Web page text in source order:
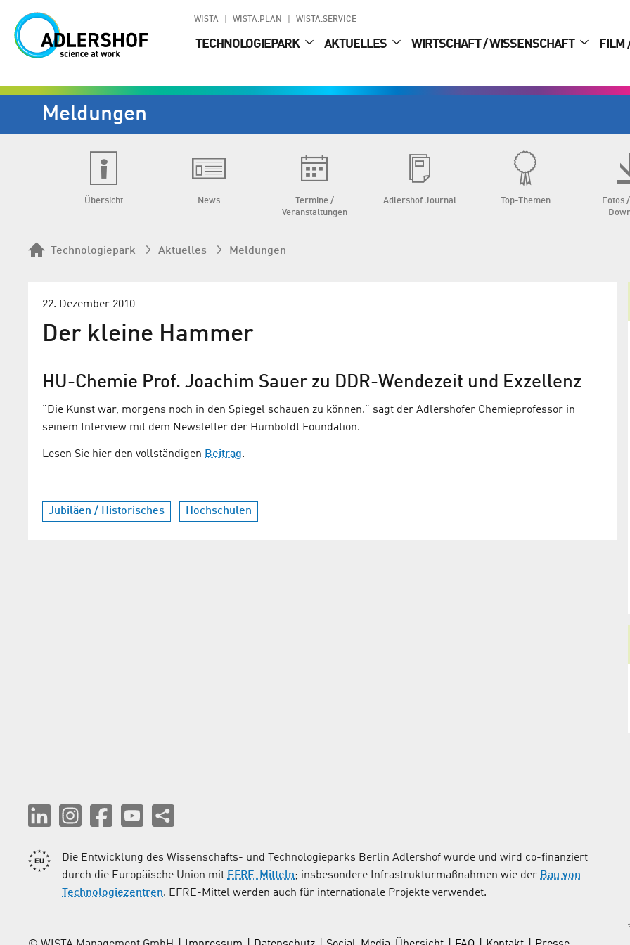
WISTA WISTA.PLAN WISTA.SERVICE
TECHNOLOGIEPARK AKTUELLES WIRTSCHAFT / WISSENSCHAFT FILM
Meldungen
Übersicht News
Termine /
Veranstaltungen
Adlershof Journal Top-Themen
Fotos
Technologiepark Aktuelles Meldungen
22. Dezember 2010
Der kleine Hammer
HU-Chemie Prof. Joachim Sauer zu DDR-Wendezeit und Exzellenz
"Die Kunst war, morgens noch in den Spiegel schauen zu können." sagt der Adlershofer Chemieprofessor in
seinem Interview mit dem Newsletter der Humboldt Foundation.
Lesen Sie hier den vollständigen Beitrag.
Jubiläen / Historisches Hochschulen
hat blühende
"Wer das nicht glaubt, möge zu uns nach Adlershof
Wiedervereinigung
Adlershof hat Chance genutzt // Ging es gerecht
Die Entwicklung des Wissenschafts- und Technologieparks Berlin Adlershof wurde und wird co-finanziert
durch die Europäische Union mit EFRE-Mitteln; insbesondere Infrastrukturmaßnahmen wie der Bau von
Technologiezentren. EFRE-Mittel werden auch für internationale Projekte verwendet.